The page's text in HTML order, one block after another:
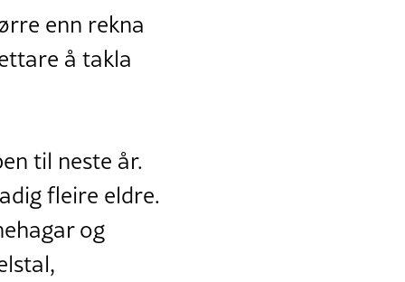
enn rekna
å takla
til neste år.
fleire eldre.
og